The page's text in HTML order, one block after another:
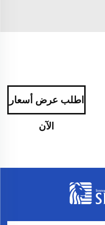
اطلب عرض أسعار
الآن